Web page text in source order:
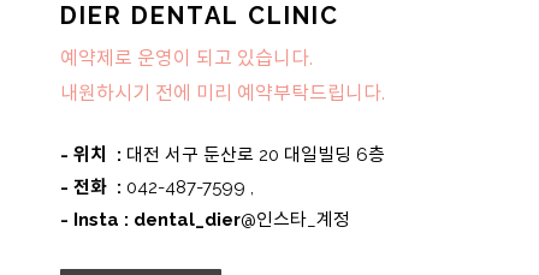
DIER DENTAL CLINIC
예약제로 운영이 되고 있습니다.
내원하시기 전에 미리 예약부탁드립니다.
- 위치 : 대전 서구 둔산로 20 대일빌딩 6층
- 전화 : 042-487-7599 ,
- Insta : dental_dier@인스타_계정